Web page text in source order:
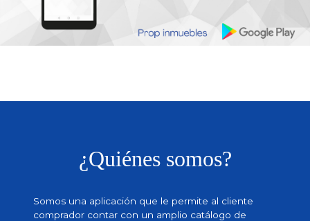
¿Quiénes somos?
Somos una aplicación que le permite al cliente
comprador contar con un amplio catálogo de